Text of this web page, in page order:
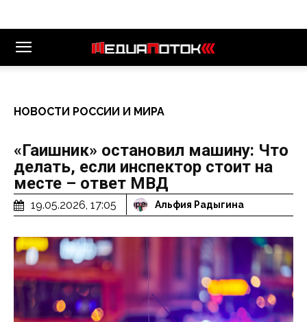
НОВОСТИ РОССИИ И МИРА
«Гаишник» остановил машину: Что
делать, если инспектор стоит на
месте – ответ МВД
19.05.2026, 17:05 Альфия Радыгина